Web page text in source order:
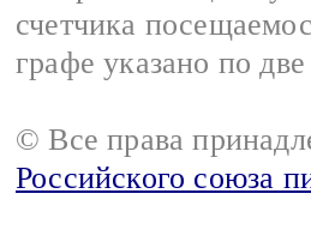
счетчика
графе указано по
© Все права
Российского союза